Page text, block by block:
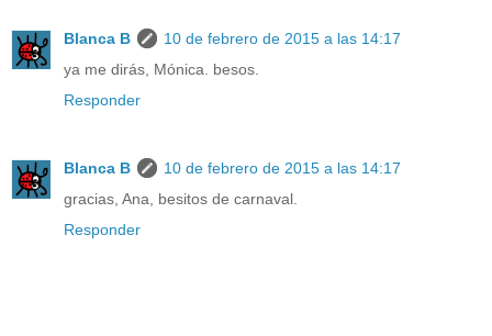
Blanca B
10 de febrero de 2015 a las 14:17
ya me dirás, Mónica. besos.
Responder
Blanca B
10 de febrero de 2015 a las 14:17
gracias, Ana, besitos de carnaval.
Responder